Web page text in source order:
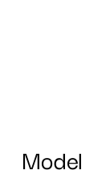
Model